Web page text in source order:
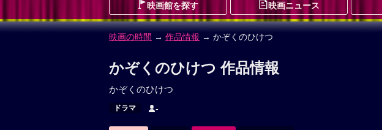
映画館を探す 映画ニュース
映画の時間 → 作品情報 → かぞくのひけつ
かぞくのひけつ 作品情報
かぞくのひけつ
ドラマ -